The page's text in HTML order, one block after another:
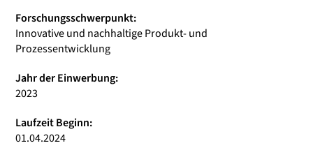
Forschungsschwerpunkt:
Innovative und nachhaltige Produkt- und
Prozessentwicklung
Jahr der Einwerbung:
2023
Laufzeit Beginn:
01.04.2024